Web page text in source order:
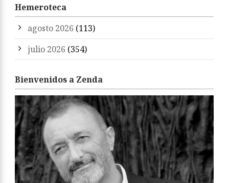
Hemeroteca
agosto 2026 (113)
julio 2026 (354)
Bienvenidos a Zenda